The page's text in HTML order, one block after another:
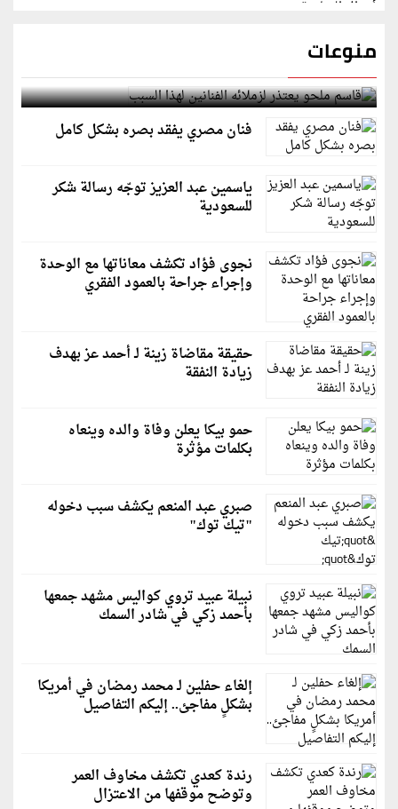
منوعات
قاسم ملحو يعتذر لزملائه الفنانين لهذا السبب
فنان مصري يفقد بصره بشكل كامل
ياسمين عبد العزيز توجّه رسالة شكر
للسعودية
نجوى فؤاد تكشف معاناتها مع الوحدة
وإجراء جراحة بالعمود الفقري
حقيقة مقاضاة زينة لـ أحمد عز بهدف
زيادة النفقة
حمو بيكا يعلن وفاة والده وينعاه
بكلمات مؤثرة
صبري عبد المنعم يكشف سبب دخوله
"تيك توك"
نبيلة عبيد تروي كواليس مشهد جمعها
بأحمد زكي في شادر السمك
إلغاء حفلين لـ محمد رمضان في أمريكا
بشكلٍ مفاجئ.. إليكم التفاصيل
رندة كعدي تكشف مخاوف العمر
وتوضح موقفها من الاعتزال